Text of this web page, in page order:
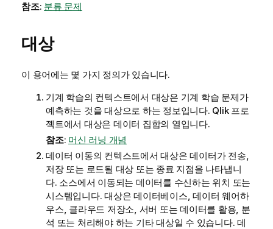
참조: 분류 문제
대상
이 용어에는 몇 가지 정의가 있습니다.
기계 학습의 컨텍스트에서 대상은 기계 학습 문제가
예측하는 것을 대상으로 하는 정보입니다. Qlik 프로
젝트에서 대상은 데이터 집합의 열입니다.
참조: 머신 러닝 개념
데이터 이동의 컨텍스트에서 대상은 데이터가 전송,
저장 또는 로드될 대상 또는 종료 지점을 나타냅니
다. 소스에서 이동되는 데이터를 수신하는 위치 또는
시스템입니다. 대상은 데이터베이스, 데이터 웨어하
우스, 클라우드 저장소, 서버 또는 데이터를 활용, 분
석 또는 처리해야 하는 기타 대상일 수 있습니다. 데